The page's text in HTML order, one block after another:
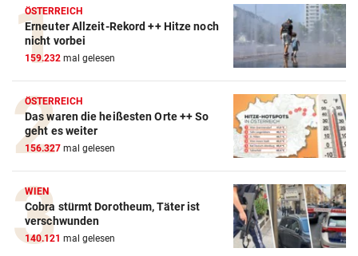
ÖSTERREICH
Erneuter Allzeit-Rekord ++ Hitze noch
nicht vorbei
159.232 mal gelesen
ÖSTERREICH
Das waren die heißesten Orte ++ So
geht es weiter
156.327 mal gelesen
WIEN
Cobra stürmt Dorotheum, Täter ist
verschwunden
140.121 mal gelesen